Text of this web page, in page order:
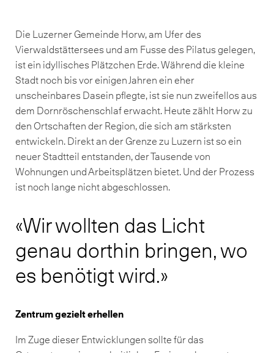
Die Luzerner Gemeinde Horw, am Ufer des
Vierwaldstättersees und am Fusse des Pilatus gelegen,
ist ein idyllisches Plätzchen Erde. Während die kleine
Stadt noch bis vor einigen Jahren ein eher
unscheinbares Dasein pflegte, ist sie nun zweifellos aus
dem Dornröschenschlaf erwacht. Heute zählt Horw zu
den Ortschaften der Region, die sich am stärksten
entwickeln. Direkt an der Grenze zu Luzern ist so ein
neuer Stadtteil entstanden, der Tausende von
Wohnungen und Arbeitsplätzen bietet. Und der Prozess
ist noch lange nicht abgeschlossen.
Wir wollten das Licht
genau dorthin bringen, wo
es benötigt wird.
Zentrum gezielt erhellen
Im Zuge dieser Entwicklungen sollte für das